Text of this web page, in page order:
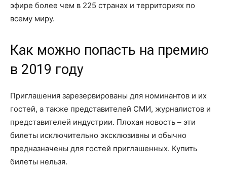
эфире более чем в 225 странах и территориях по
всему миру.
Как можно попасть на премию
в 2019 году
Приглашения зарезервированы для номинантов и их
гостей, а также представителей СМИ, журналистов и
представителей индустрии. Плохая новость – эти
билеты исключительно эксклюзивны и обычно
предназначены для гостей приглашенных. Купить
билеты нельзя.